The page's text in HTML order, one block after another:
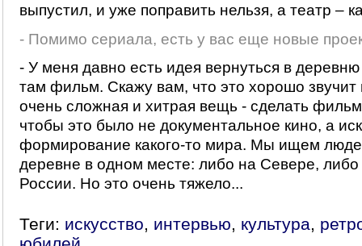
выпустил, и уже поправить нельзя, а театр –
- Помимо сериала, есть у вас еще новые
- У меня давно есть идея вернуться в
там фильм. Скажу вам, что это хорошо звучит
очень сложная и хитрая вещь - сделать
чтобы это было не документальное кино, а
формирование какого-то мира. Мы ищем
деревне в одном месте: либо на Севере,
России. Но это очень тяжело...
Теги: искусство, интервью, культура,